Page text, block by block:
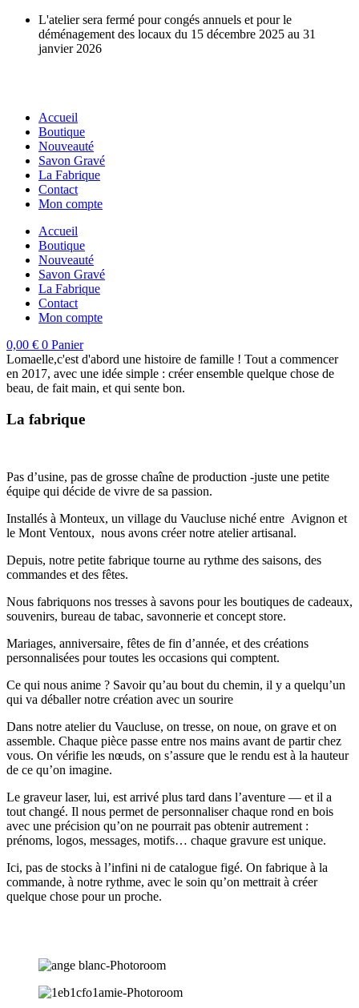
Aller
contenu
L'atelier sera fermé pour congés annuels et pour le
déménagement des locaux du 15 décembre 2025 au 31
janvier 2026
Accueil
Boutique
Nouveauté
Savon Gravé
La Fabrique
Contact
Mon compte
Accueil
Boutique
Nouveauté
Savon Gravé
La Fabrique
Contact
Mon compte
0,00 € 0 Panier
Lomaelle,c'est d'abord une histoire de famille ! Tout a commencer
en 2017, avec une idée simple : créer ensemble quelque chose de
beau, de fait main, et qui sente bon.
La fabrique
Pas d’usine, pas de grosse chaîne de production -juste une petite
équipe qui décide de vivre de sa passion.
Installés à Monteux, un village du Vaucluse niché entre Avignon et
le Mont Ventoux, nous avons créer notre atelier artisanal.
Depuis, notre petite fabrique tourne au rythme des saisons, des
commandes et des fêtes.
Nous fabriquons nos tresses à savons pour les boutiques de cadeaux,
souvenirs, bureau de tabac, savonnerie et concept store.
Mariages, anniversaire, fêtes de fin d’année, et des créations
personnalisées pour toutes les occasions qui comptent.
Ce qui nous anime ? Savoir qu’au bout du chemin, il y a quelqu’un
qui va déballer notre création avec un sourire
Dans notre atelier du Vaucluse, on tresse, on noue, on grave et on
assemble. Chaque pièce passe entre nos mains avant de partir chez
vous. On vérifie les nœuds, on s’assure que le rendu est à la hauteur
de ce qu’on imagine.
Le graveur laser, lui, est arrivé plus tard dans l’aventure — et il a
tout changé. Il nous permet de personnaliser chaque rond en bois
avec une précision qu’on ne pourrait pas obtenir autrement :
prénoms, logos, messages, motifs… chaque gravure est unique.
Ici, pas de stocks à l’infini ni de catalogue figé. On fabrique à la
commande, à notre rythme, avec le soin qu’on mettrait à créer
quelque chose pour un proche.